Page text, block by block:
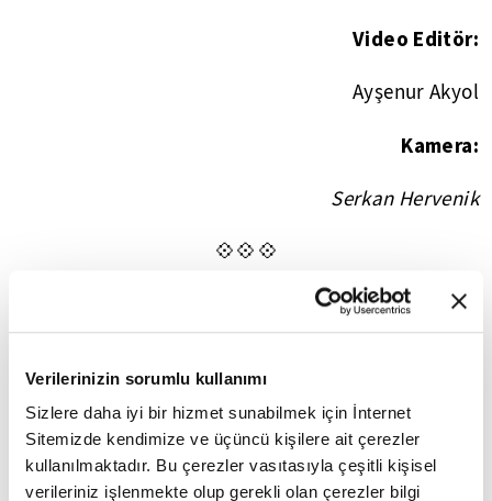
Verilerinizin sorumlu kullanımı
Sizlere daha iyi bir hizmet sunabilmek için İnternet
Sitemizde kendimize ve üçüncü kişilere ait çerezler
kullanılmaktadır. Bu çerezler vasıtasıyla çeşitli kişisel
verileriniz işlenmekte olup gerekli olan çerezler bilgi
Video Editör:
Ayşenur Akyol
Kamera:
Serkan Hervenik
💠💠💠
FİKRİYAT.COM SOSYAL MEDYADA!
takip edebilirsiniz;
👉TWITTER